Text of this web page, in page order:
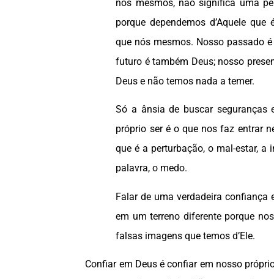
nós mesmos, não significa uma
porque dependemos d’Aquele
que nós mesmos. Nosso passado
futuro é também Deus; nosso
Deus e não temos nada a temer.
Só a ânsia de buscar seguranças
próprio ser é o que nos faz entrar
que é a perturbação, o mal-estar, a
palavra, o medo.
Falar de uma verdadeira confiança
em um terreno diferente porque
falsas imagens que temos d’Ele.
Confiar em Deus é confiar em nosso